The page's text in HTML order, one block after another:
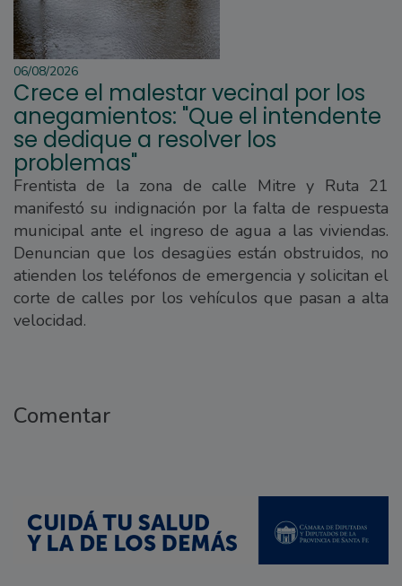
06/08/2026
Crece el malestar vecinal por los
anegamientos: "Que el intendente
se dedique a resolver los
problemas"
Frentista de la zona de calle Mitre y Ruta 21
manifestó su indignación por la falta de respuesta
municipal ante el ingreso de agua a las viviendas.
Denuncian que los desagües están obstruidos, no
atienden los teléfonos de emergencia y solicitan el
corte de calles por los vehículos que pasan a alta
velocidad.
Comentar